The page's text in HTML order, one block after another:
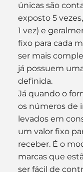
únicas são
exposto 5
1 vez) e
fixo para cada
ser mais
já possuem
definida.
Já quando o
os números de
levados em
um valor fixo
receber. É o
marcas que
ser fácil de